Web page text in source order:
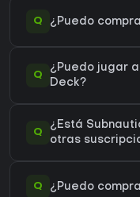
Q ¿Puedo
Q
¿Puedo jugar
Deck?
Q
¿Está
otras
Q ¿Puedo